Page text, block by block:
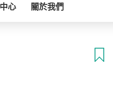
心 關於我們